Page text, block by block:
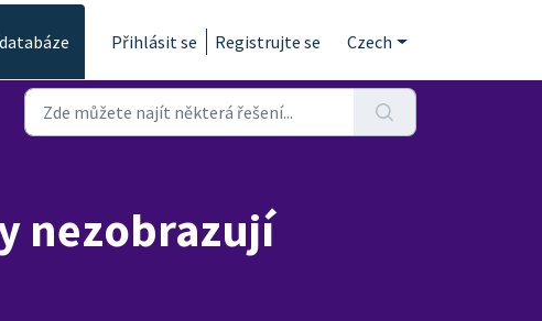
Přihlásit se Registrujte se Czech
nezobrazují